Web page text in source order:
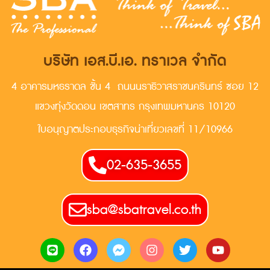
บริษัท เอส.บี.เอ. ทราเวล จำกัด
4 อาคารมหธราดล ชั้น 4 ถนนนราธิวาสราชนครินทร์ ซอย 12
แขวงทุ่งวัดดอน เขตสาทร กรุงเทพมหานคร 10120
ใบอนุญาตประกอบธุรกิจน่าเที่ยวเลขที่ 11/10966
02-635-3655
sba@sbatravel.co.th